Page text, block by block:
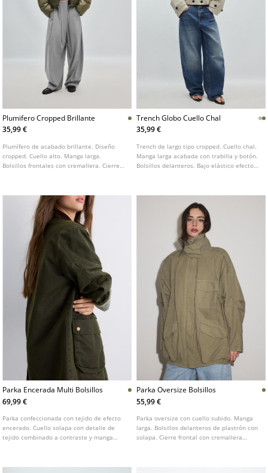
Plumifero Cropped Brillante
35,99 €
Plumífero de acabado brillante. Diseño
cropped. Cuello alto. Manga larga.
Bolsillos frontales con cremallera. Cierre
Trench Globo Cuello Chal
35,99 €
Trench de largo tipo cropped. Cuello chal.
Manga larga acabada con trabilla y botón.
Bolsillos delanteros. Bajo elástico efecto
Parka Encerada Multi Bolsillos
69,99 €
Parka confeccionada con tejido de efecto
encerado. Cuello solapa con detalle de
tejido combinado a contraste y manga
Parka Oversize Bolsillos
55,99 €
Parka oversize con cuello subido. Manga
larga. Bolsillos delanteros de plastrón con
solapa. Cierre frontal con cremallera